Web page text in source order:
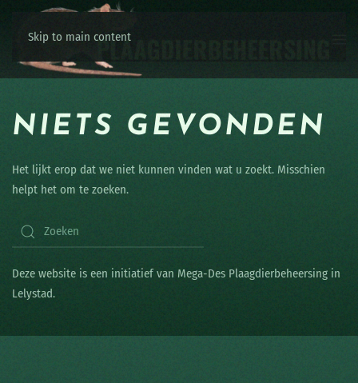
Skip to main content
NIETS GEVONDEN
Het lijkt erop dat we niet kunnen vinden wat u zoekt. Misschien
helpt het om te zoeken.
Deze website is een initiatief van Mega-Des Plaagdierbeheersing in
Lelystad.